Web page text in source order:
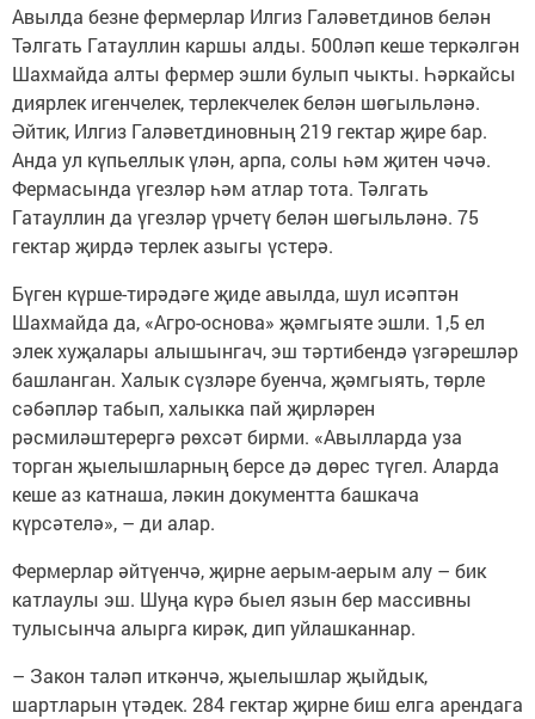
Авылда безне фермерлар Илгиз Галәветдинов белән
Тәлгать Гатауллин каршы алды. 500ләп кеше теркәлгән
Шахмайда алты фермер эшли булып чыкты. Һәркайсы
диярлек игенчелек, терлекчелек белән шөгыльләнә.
Әйтик, Илгиз Галәветдиновның 219 гектар җире бар.
Анда ул күпьеллык үлән, арпа, солы һәм җитен чәчә.
Фермасында үгезләр һәм атлар тота. Тәлгать
Гатауллин да үгезләр үрчетү белән шөгыльләнә. 75
гектар җирдә терлек азыгы үстерә.
Бүген күрше-тирәдәге җиде авылда, шул исәптән
Шахмайда да, «Агро-основа» җәмгыяте эшли. 1,5 ел
элек хуҗалары алышынгач, эш тәртибендә үзгәрешләр
башланган. Халык сүзләре буенча, җәмгыять, төрле
сәбәпләр табып, халыкка пай җирләрен
рәсмиләштерергә рөхсәт бирми. «Авылларда уза
торган җыелышларның берсе дә дөрес түгел. Аларда
кеше аз катнаша, ләкин документта башкача
күрсәтелә», – ди алар.
Фермерлар әйтүенчә, җирне аерым-аерым алу – бик
катлаулы эш. Шуңа күрә быел язын бер массивны
тулысынча алырга кирәк, дип уйлашканнар.
– Закон таләп иткәнчә, җыелышлар җыйдык,
шартларын үтәдек. 284 гектар җирне биш елга арендага